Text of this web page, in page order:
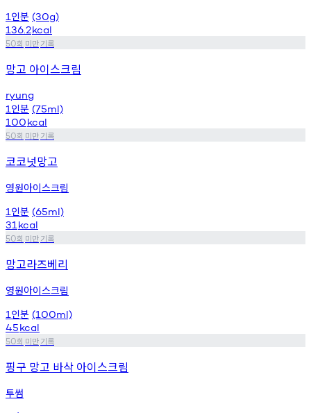
1 인분 (30g)
136.2kcal
50회 미만기록
망고 아이스크림
ryung
1 인분 (75ml)
100kcal
50회 미만기록
코코넛망고
영원아이스크림
1 인분 (65ml)
31 kcal
50회 미만기록
망고라즈베리
영원아이스크림
1 인분 (100ml)
45kcal
50회 미만기록
핑구 망고 바삭 아이스크림
투썸